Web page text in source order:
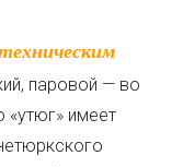
паровой — во
имеет